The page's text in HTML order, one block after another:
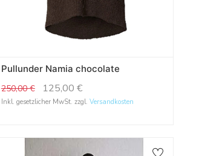
Pullunder Namia chocolate
250,00€ 125,00 €
Inkl. gesetzlicher MwSt. zzgl. Versandkosten